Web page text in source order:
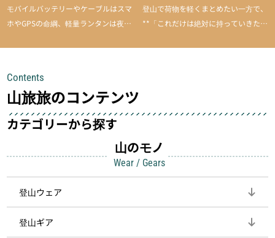
モバイルバッテリーやケーブルはスマ
ホやGPSの命綱、軽量ランタンは夜間
して安全にしてくれます
登山で荷物を軽くまとめたい一方で、
**「これだけは絶対に持っていきた
Contents
山旅旅のコンテンツ
カテゴリーから探す
山のモノ
Wear / Gears
登山ウェア
登山ギア